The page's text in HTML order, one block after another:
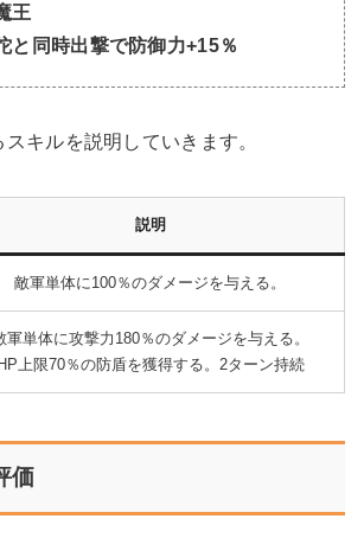
王
と同時出撃で防御力+15％
キルを説明していきます。
説明
敵軍単体に100％のダメージを与える。
軍単体に攻撃力180％のダメージを与える。
HP上限70％の防盾を獲得する。2ターン持続
価